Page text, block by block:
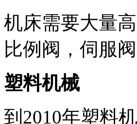
机床需要大量
比例阀，伺服
塑料机械
到2010年塑料